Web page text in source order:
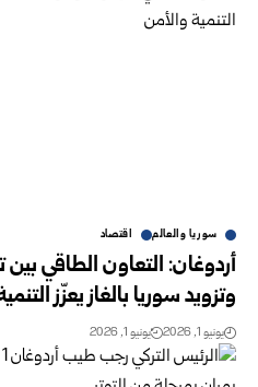
سوريا والعالم اقتصاد
أردوغان: التعاون الطاقي بين
وتزويد سوريا بالغاز يعزّز
يونيو 1, 2026 يونيو 1, 2026